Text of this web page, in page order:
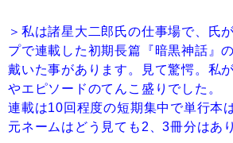
＞私は諸星大二郎氏の仕事場で、氏
プで連載した初期長篇『暗黒神話』
戴いた事があります。見て驚愕。私
やエピソードのてんこ盛りでした。
連載は10回程度の短期集中で単行本
元ネームはどう見ても2、3冊分はあ